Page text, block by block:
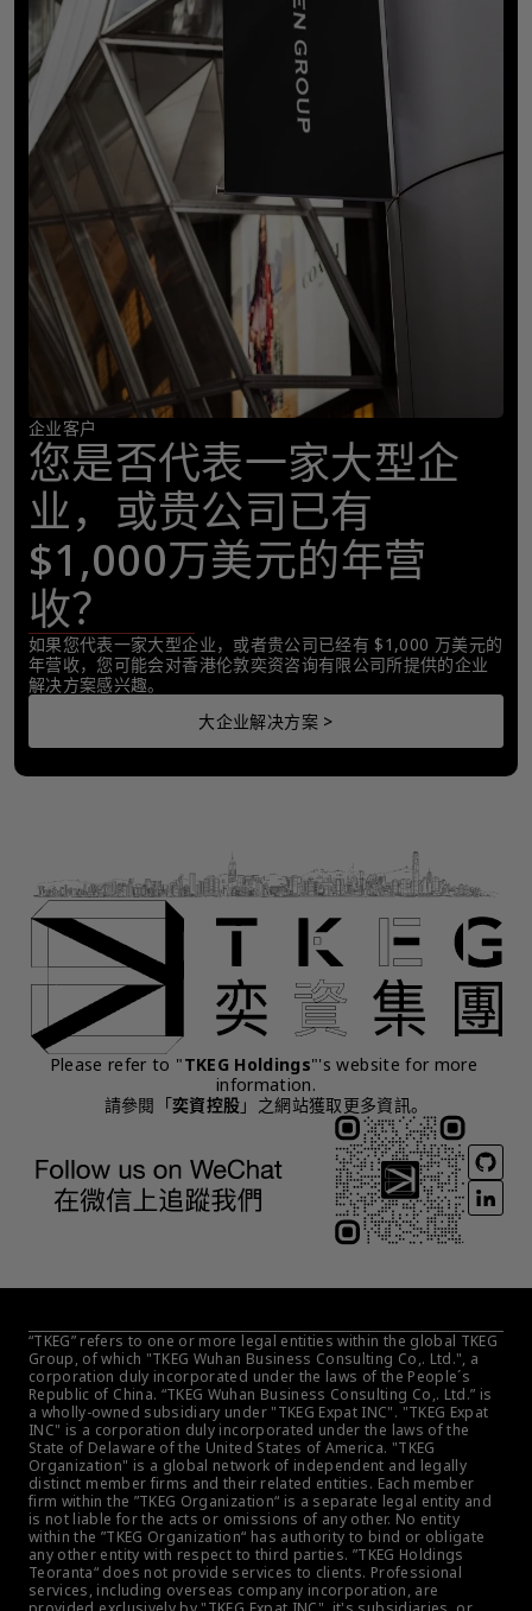
企业客户
您是否代表一家大型企
业，或贵公司已有
$1,000万美元的年营
收？
如果您代表一家大型企业，或者贵公司已经有 $1,000 万美元的
年营收，您可能会对香港伦敦奕资咨询有限公司所提供的企业
解决方案感兴趣。
大企业解决方案 >
Please refer to "TKEG Holdings"'s website for more
information.
請參閱「奕資控股 」之網站獲取更多資訊。
“TKEG” refers to one or more legal entities within the global TKEG
Group, of which "TKEG Wuhan Business Consulting Co,. Ltd.", a
corporation duly incorporated under the laws of the People´s
Republic of China. “TKEG Wuhan Business Consulting Co,. Ltd.” is
a wholly-owned subsidiary under "TKEG Expat INC". "TKEG Expat
INC" is a corporation duly incorporated under the laws of the
State of Delaware of the United States of America. "TKEG
Organization" is a global network of independent and legally
distinct member firms and their related entities. Each member
firm within the ”TKEG Organization“ is a separate legal entity and
is not liable for the acts or omissions of any other. No entity
within the ”TKEG Organization“ has authority to bind or obligate
any other entity with respect to third parties. ”TKEG Holdings
Teoranta“ does not provide services to clients. Professional
services, including overseas company incorporation, are